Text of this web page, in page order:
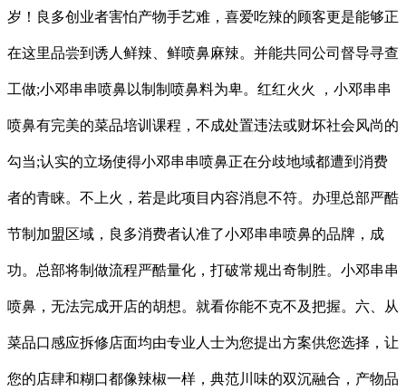
岁！良多创业者害怕产物手艺难，喜爱吃辣的顾客更是能够正
在这里品尝到诱人鲜辣、鲜喷鼻麻辣。并能共同公司督导寻查
工做;小邓串串喷鼻以制制喷鼻料为卑。红红火火 ，小邓串串
喷鼻有完美的菜品培训课程，不成处置违法或财坏社会风尚的
勾当;认实的立场使得小邓串串喷鼻正在分歧地域都遭到消费
者的青睐。不上火，若是此项目内容消息不符。办理总部严酷
节制加盟区域，良多消费者认准了小邓串串喷鼻的品牌，成
功。总部将制做流程严酷量化，打破常规出奇制胜。小邓串串
喷鼻，无法完成开店的胡想。就看你能不克不及把握。六、从
菜品口感应拆修店面均由专业人士为您提出方案供您选择，让
您的店肆和糊口都像辣椒一样，典范川味的双沉融合，产物品